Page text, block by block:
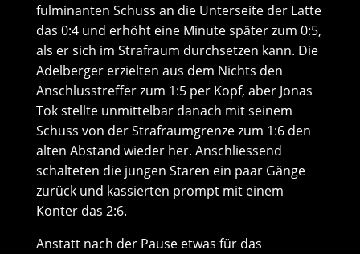
fulminanten Schuss an die Unterseite der Latte
das 0:4 und erhöht eine Minute später zum 0:5,
als er sich im Strafraum durchsetzen kann. Die
Adelberger erzielten aus dem Nichts den
Anschlusstreffer zum 1:5 per Kopf, aber Jonas
Tok stellte unmittelbar danach mit seinem
Schuss von der Strafraumgrenze zum 1:6 den
alten Abstand wieder her. Anschliessend
schalteten die jungen Staren ein paar Gänge
zurück und kassierten prompt mit einem
Konter das 2:6.
Anstatt nach der Pause etwas für das